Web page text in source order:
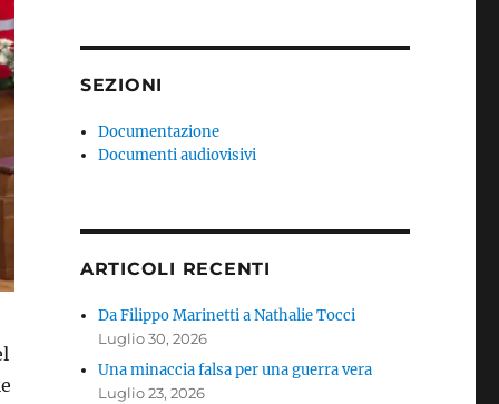
SEZIONI
Documentazione
Documenti audiovisivi
ARTICOLI RECENTI
Da Filippo Marinetti a Nathalie Tocci
Luglio 30, 2026
Una minaccia falsa per una guerra vera
Luglio 23, 2026